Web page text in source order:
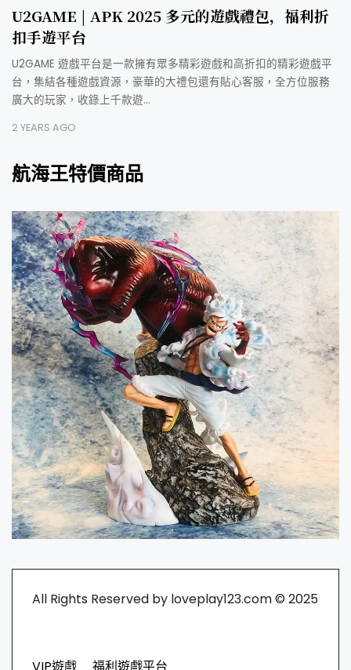
U2GAME | APK 2025 多元的遊戲禮包，福利折
扣手遊平台
U2GAME 遊戲平台是一款擁有眾多精彩遊戲和高折扣的精彩遊戲平
台，集結各種遊戲資源，豪華的大禮包還有貼心客服，全方位服務
廣大的玩家，收錄上千款遊…
2 YEARS AGO
航海王特價商品
All Rights Reserved by loveplay123.com © 2025
VIP遊戲 福利遊戲平台